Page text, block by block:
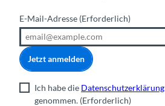
E-Mail-Adresse (Erforderlich)
Jetzt anmelden
Ich habe die Datenschutzerklärung
genommen. (Erforderlich)